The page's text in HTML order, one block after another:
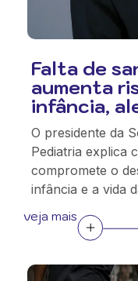
Falta de
aumenta
infância,
O presidente da
Pediatria explica
compromete o
infância e a vida
veja mais